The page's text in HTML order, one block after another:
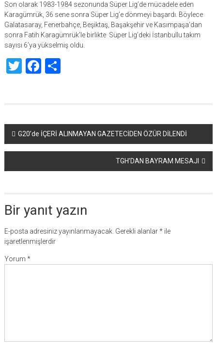
Son olarak 1983-1984 sezonunda Süper Lig’de mücadele eden
Karagümrük, 36 sene sonra Süper Lig’e dönmeyi başardı. Böylece
Galatasaray, Fenerbahçe, Beşiktaş, Başakşehir ve Kasımpaşa’dan
sonra Fatih Karagümrük’le birlikte Süper Lig’deki İstanbullu takım
sayısı 6’ya yükselmiş oldu.
TwitterFacebook
Share
Yazı
dolaşımı
G20’de İÇERİ ALINMAYAN GAZETECİDEN ÖZÜR DİLENDİ
TGH’DAN BAYRAM MESAJI
Bir yanıt yazın
E-posta adresiniz yayınlanmayacak. Gerekli alanlar*ile
işaretlenmişlerdir
Yorum *